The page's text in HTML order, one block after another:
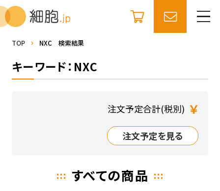
TOP NXC 検索結果
キーワード：NXC
注文予定合計(税別) ￥
注文予定を見る
すべての商品